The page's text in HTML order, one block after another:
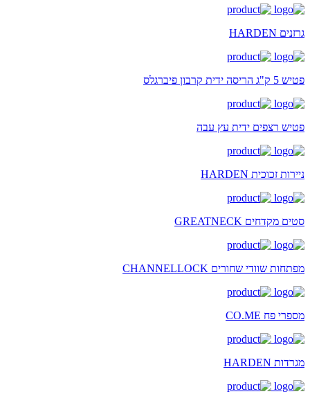
גרזנים HARDEN
פטיש 5 ק"ג הריסה ידית קרבון פיברגלס
פטיש רצפים ידית עץ עבה
ניירות זכוכית HARDEN
סטים מקדחים GREATNECK
מפתחות שוודי שחורים CHANNELLOCK
מספרי פח CO.ME
מגרדות HARDEN